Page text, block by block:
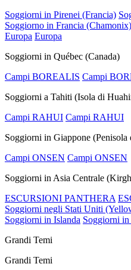
Soggiorni in Pirenei (Francia)
Soggiorno in Francia (Chamonix)
Europa Europa
Soggiorni in Québec (Canada)
Campi BOREALIS Campi
Soggiorni a Tahiti (Isola di
Campi RAHUI Campi RAHUI
Soggiorni in Giappone (Penisola
Campi ONSEN Campi ONSEN
Soggiorni in Asia Centrale
ESCURSIONI PANTHERA
Soggiorni negli Stati Uniti
Soggiorni in Islanda Soggiorni in
Grandi Temi
Grandi Temi